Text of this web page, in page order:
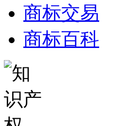
商标交易
商标百科